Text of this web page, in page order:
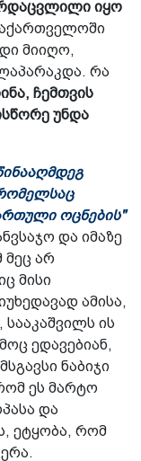
იყო
მიიღო,
რა
ჩემთვის
უნდა
ოცნების"
და იმაზე
მეც არ
მისი
ამისა,
ის
ედავებიან,
ნაბიჯი
ეს მარტო
და
ეტყობა, რომ